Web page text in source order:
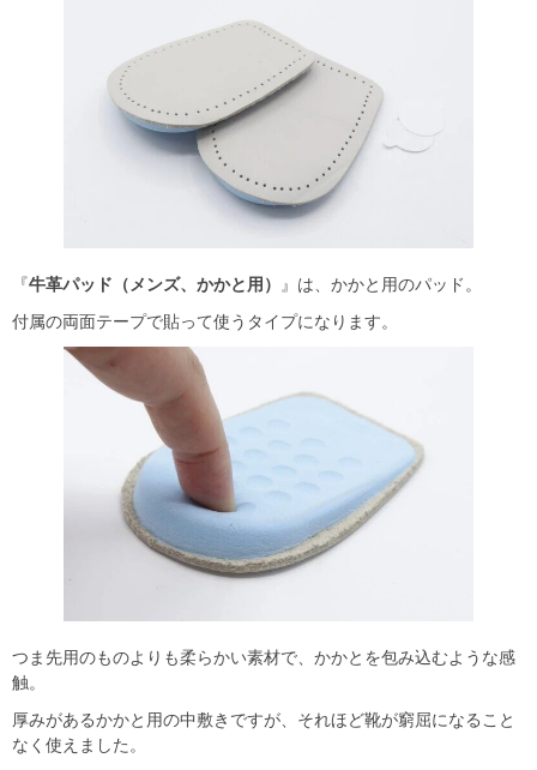
『牛革パッド（メンズ、かかと用）
』は、かかと用のパッド。
付属の両面テープで貼って使うタイプになります。
つま先用のものよりも柔らかい素材で、かかとを包み込むような感
触。
厚みがあるかかと用の中敷きですが、それほど靴が窮屈になること
なく使えました。